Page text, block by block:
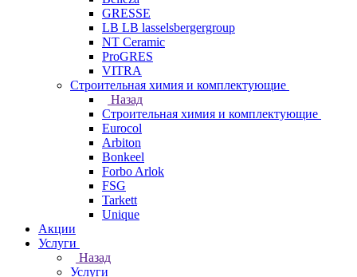
GRESSE
LB LB lasselsbergergroup
NT Ceramic
ProGRES
VITRA
Строительная химия и комплектующие
Назад
Строительная химия и комплектующие
Eurocol
Arbiton
Bonkeel
Forbo Arlok
FSG
Tarkett
Unique
Акции
Услуги
Назад
Услуги